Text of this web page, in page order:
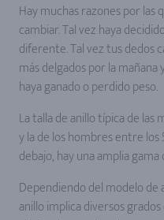
Hay muchas razones por las
cambiar. Tal vez haya
diferente. Tal vez tus dedos
más delgados por la mañana
haya ganado o perdido peso.
La talla de anillo típica de las
y la de los hombres entre
debajo, hay una amplia
Dependiendo del modelo de
anillo implica diversos